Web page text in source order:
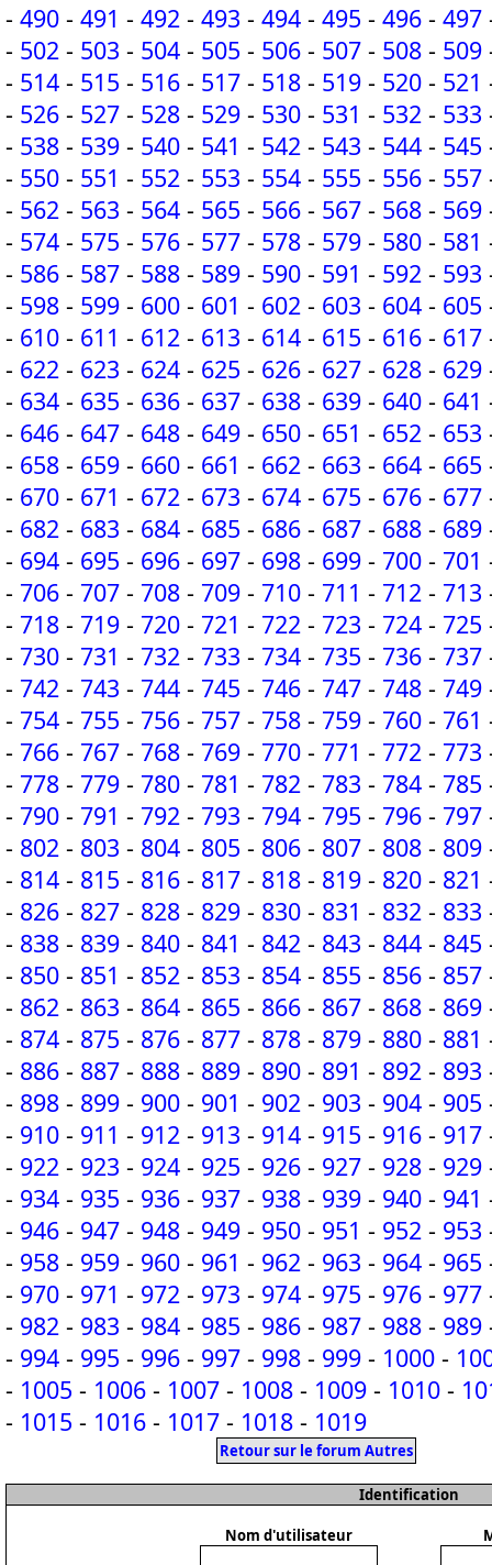
- 490 - 491 - 492 - 493 - 494 - 495 - 496 - 497
- 502 - 503 - 504 - 505 - 506 - 507 - 508 - 509
- 514 - 515 - 516 - 517 - 518 - 519 - 520 - 521
- 526 - 527 - 528 - 529 - 530 - 531 - 532 - 533
- 538 - 539 - 540 - 541 - 542 - 543 - 544 - 545
- 550 - 551 - 552 - 553 - 554 - 555 - 556 - 557
- 562 - 563 - 564 - 565 - 566 - 567 - 568 - 569
- 574 - 575 - 576 - 577 - 578 - 579 - 580 - 581
- 586 - 587 - 588 - 589 - 590 - 591 - 592 - 593
- 598 - 599 - 600 - 601 - 602 - 603 - 604 - 605
- 610 - 611 - 612 - 613 - 614 - 615 - 616 - 617
- 622 - 623 - 624 - 625 - 626 - 627 - 628 - 629
- 634 - 635 - 636 - 637 - 638 - 639 - 640 - 641
- 646 - 647 - 648 - 649 - 650 - 651 - 652 - 653
- 658 - 659 - 660 - 661 - 662 - 663 - 664 - 665
- 670 - 671 - 672 - 673 - 674 - 675 - 676 - 677
- 682 - 683 - 684 - 685 - 686 - 687 - 688 - 689
- 694 - 695 - 696 - 697 - 698 - 699 - 700 - 701
- 706 - 707 - 708 - 709 - 710 - 711 - 712 - 713
- 718 - 719 - 720 - 721 - 722 - 723 - 724 - 725
- 730 - 731 - 732 - 733 - 734 - 735 - 736 - 737
- 742 - 743 - 744 - 745 - 746 - 747 - 748 - 749
- 754 - 755 - 756 - 757 - 758 - 759 - 760 - 761
- 766 - 767 - 768 - 769 - 770 - 771 - 772 - 773
- 778 - 779 - 780 - 781 - 782 - 783 - 784 - 785
- 790 - 791 - 792 - 793 - 794 - 795 - 796 - 797
- 802 - 803 - 804 - 805 - 806 - 807 - 808 - 809
- 814 - 815 - 816 - 817 - 818 - 819 - 820 - 821
- 826 - 827 - 828 - 829 - 830 - 831 - 832 - 833
- 838 - 839 - 840 - 841 - 842 - 843 - 844 - 845
- 850 - 851 - 852 - 853 - 854 - 855 - 856 - 857
- 862 - 863 - 864 - 865 - 866 - 867 - 868 - 869
- 874 - 875 - 876 - 877 - 878 - 879 - 880 - 881
- 886 - 887 - 888 - 889 - 890 - 891 - 892 - 893
- 898 - 899 - 900 - 901 - 902 - 903 - 904 - 905
- 910 - 911 - 912 - 913 - 914 - 915 - 916 - 917
- 922 - 923 - 924 - 925 - 926 - 927 - 928 - 929
- 934 - 935 - 936 - 937 - 938 - 939 - 940 - 941
- 946 - 947 - 948 - 949 - 950 - 951 - 952 - 953
- 958 - 959 - 960 - 961 - 962 - 963 - 964 - 965
- 970 - 971 - 972 - 973 - 974 - 975 - 976 - 977
- 982 - 983 - 984 - 985 - 986 - 987 - 988 - 989
- 994 - 995 - 996 - 997 - 998 - 999 - 1000 -
- 1005 - 1006 - 1007 - 1008 - 1009 - 1010 -
- 1015 - 1016 - 1017 - 1018 - 1019
Retour sur le forum Autres
Identification
Nom d'utilisateur